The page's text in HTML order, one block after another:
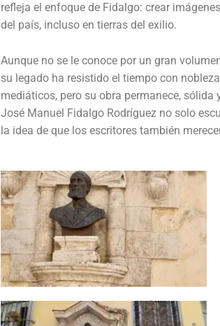
refleja el enfoque de Fidalgo: crear
del país, incluso en tierras del exilio.
Aunque no se le conoce por un gran
su legado ha resistido el tiempo con
mediáticos, pero su obra permanece, sólida
José Manuel Fidalgo Rodríguez no solo
la idea de que los escritores también